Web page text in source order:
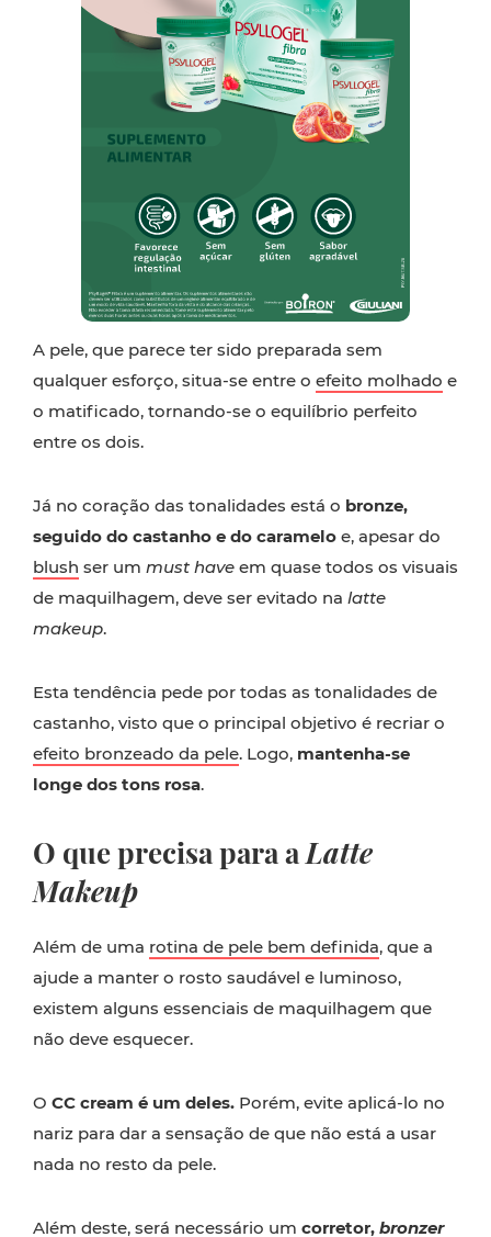
A pele, que parece ter sido preparada sem
qualquer esforço, situa-se entre o efeito molhado e
o matificado, tornando-se o equilíbrio perfeito
entre os dois.
Já no coração das tonalidades está o bronze,
seguido do castanho e do caramelo e, apesar do
blush ser um must have em quase todos os visuais
de maquilhagem, deve ser evitado na latte
makeup.
Esta tendência pede por todas as tonalidades de
castanho, visto que o principal objetivo é recriar o
efeito bronzeado da pele. Logo, mantenha-se
longe dos tons rosa.
O que precisa para aLatte
Makeup
Além de uma rotina de pele bem definida, que a
ajude a manter o rosto saudável e luminoso,
existem alguns essenciais de maquilhagem que
não deve esquecer.
O CC cream é um deles. Porém, evite aplicá-lo no
nariz para dar a sensação de que não está a usar
nada no resto da pele.
Além deste, será necessário um corretor, bronzer